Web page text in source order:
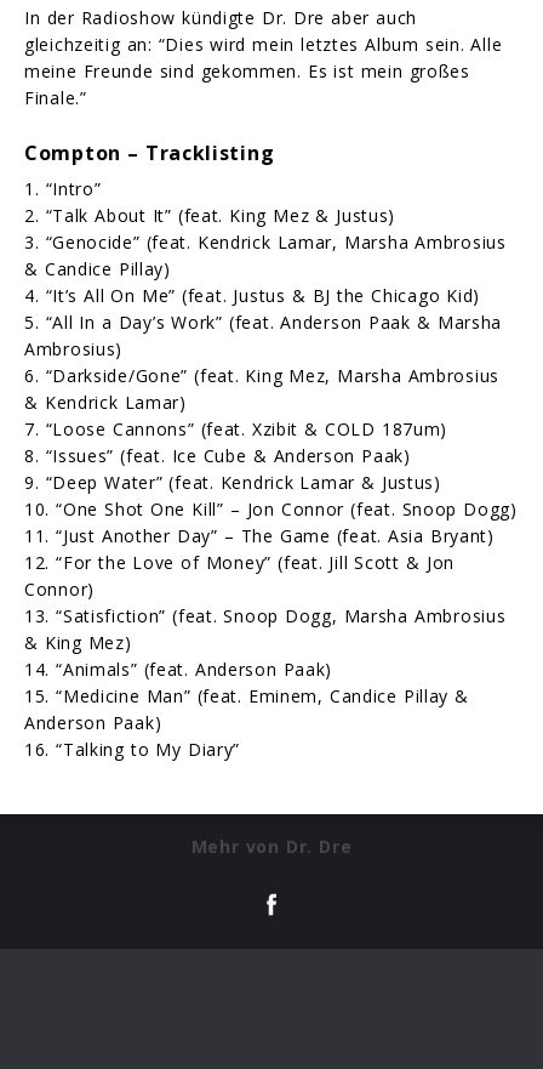
In der Radioshow kündigte Dr. Dre aber auch
gleichzeitig an: “Dies wird mein letztes Album sein. Alle
meine Freunde sind gekommen. Es ist mein großes
Finale.”
Compton – Tracklisting
1. “Intro”
2. “Talk About It” (feat. King Mez & Justus)
3. “Genocide” (feat. Kendrick Lamar, Marsha Ambrosius
& Candice Pillay)
4. “It’s All On Me” (feat. Justus & BJ the Chicago Kid)
5. “All In a Day’s Work” (feat. Anderson Paak & Marsha
Ambrosius)
6. “Darkside/Gone” (feat. King Mez, Marsha Ambrosius
& Kendrick Lamar)
7. “Loose Cannons” (feat. Xzibit & COLD 187um)
8. “Issues” (feat. Ice Cube & Anderson Paak)
9. “Deep Water” (feat. Kendrick Lamar & Justus)
10. “One Shot One Kill” – Jon Connor (feat. Snoop Dogg)
11. “Just Another Day” – The Game (feat. Asia Bryant)
12. “For the Love of Money” (feat. Jill Scott & Jon
Connor)
13. “Satisfiction” (feat. Snoop Dogg, Marsha Ambrosius
& King Mez)
14. “Animals” (feat. Anderson Paak)
15. “Medicine Man” (feat. Eminem, Candice Pillay &
Anderson Paak)
16. “Talking to My Diary”
Mehr von Dr. Dre